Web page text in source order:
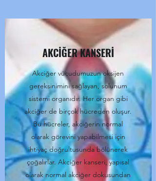
AKCİĞER KANSERİ
Akciğer vücudumuzun oksijen
gereksinimini sağlayan, solunum
sistemi organıdır. Her organ gibi
akciğer de birçok hücreden oluşur.
Bu hücreler, akciğerin normal
olarak görevini yapabilmesi için
ihtiyaç doğrultusunda bölünerek
çoğalırlar. Akciğer kanseri, yapısal
olarak normal akciğer dokusundan